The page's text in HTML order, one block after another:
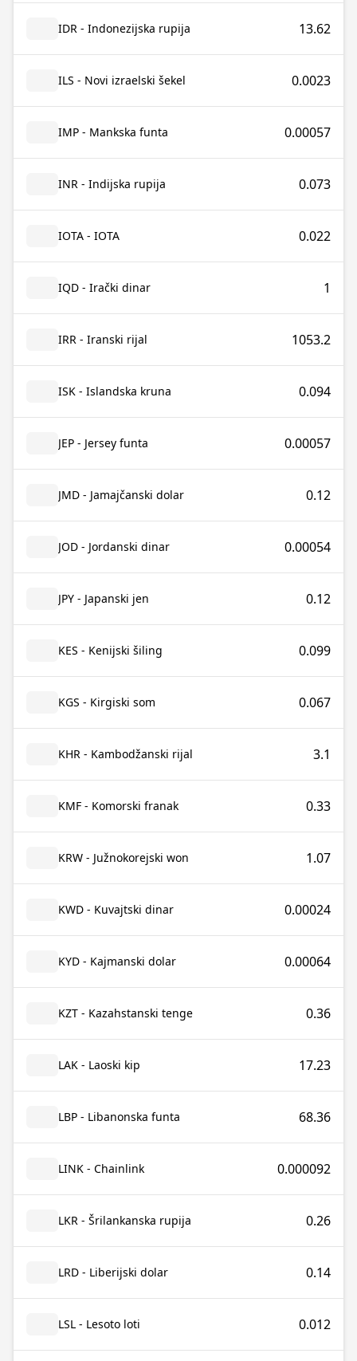
IDR - Indonezijska rupija 13.62
ILS - Novi izraelski šekel 0.0023
IMP - Mankska funta 0.00057
INR - Indijska rupija 0.073
IOTA - IOTA 0.022
IQD - Irački dinar 1
IRR - Iranski rijal 1053.2
ISK - Islandska kruna 0.094
JEP - Jersey funta 0.00057
JMD - Jamajčanski dolar 0.12
JOD - Jordanski dinar 0.00054
JPY - Japanski jen 0.12
KES - Kenijski šiling 0.099
KGS - Kirgiski som 0.067
KHR - Kambodžanski rijal 3.1
KMF - Komorski franak 0.33
KRW - Južnokorejski won 1.07
KWD - Kuvajtski dinar 0.00024
KYD - Kajmanski dolar 0.00064
KZT - Kazahstanski tenge 0.36
LAK - Laoski kip 17.23
LBP - Libanonska funta 68.36
LINK - Chainlink 0.000092
LKR - Šrilankanska rupija 0.26
LRD - Liberijski dolar 0.14
LSL - Lesoto loti 0.012